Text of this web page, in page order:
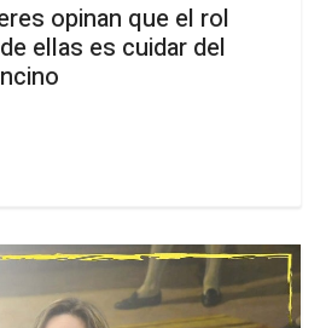
opinan que el rol
ellas es cuidar del